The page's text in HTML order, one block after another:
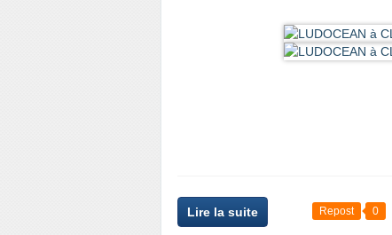
Lire la suite Repost 0